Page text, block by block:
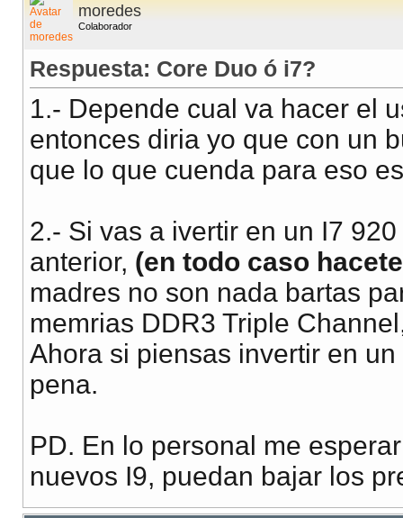
moredes
Colaborador
Respuesta: Core Duo ó i7?
1.- Depende cual va hacer el
entonces diria yo que con un
que lo que cuenda para eso
2.- Si vas a ivertir en un I7
anterior, (en todo caso
madres no son nada bartas
memrias DDR3 Triple
Ahora si piensas invertir en
pena.
PD. En lo personal me
nuevos I9, puedan bajar los